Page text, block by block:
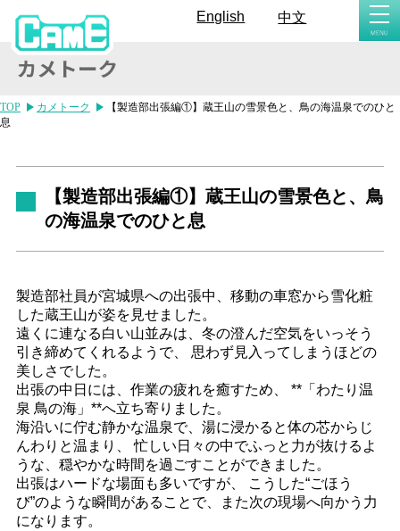
中文
English
TOP カメトーク
【製造部出張編①】蔵王山の雪景色と、鳥の海温泉でのひと
息
【製造部出張編①】蔵王山の雪景色と、鳥
の海温泉でのひと息
製造部社員が宮城県への出張中、移動の車窓から雪化粧
した蔵王山が姿を見せました。
遠くに連なる白い山並みは、冬の澄んだ空気をいっそう
引き締めてくれるようで、 思わず見入ってしまうほどの
美しさでした。
出張の中日には、作業の疲れを癒すため、 **「わたり温
泉 鳥の海」**へ立ち寄りました。
海沿いに佇む静かな温泉で、湯に浸かると体の芯からじ
んわりと温まり、 忙しい日々の中でふっと力が抜けるよ
うな、穏やかな時間を過ごすことができました。
出張はハードな場面も多いですが、 こうした“ごほう
び”のような瞬間があることで、また次の現場へ向かう力
になります。